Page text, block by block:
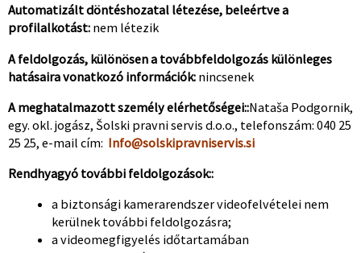
Automatizált döntéshozatal létezése, beleértve a
profilalkotást: nem létezik
A feldolgozás, különösen a továbbfeldolgozás különleges
hatásaira vonatkozó információk: nincsenek
A meghatalmazott személy elérhetőségei::Nataša Podgornik,
egy. okl. jogász, Šolski pravni servis d.o.o., telefonszám: 040 25
25 25, e-mail cím: Info@solskipravniservis.si
Rendhyagyó további feldolgozások::
a biztonsági kamerarendszer videofelvételei nem
kerülnek további feldolgozásra;
a videomegfigyelés időtartamában